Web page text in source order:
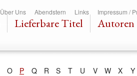
zum
Inhalt
Über Uns Abendstern Links Impressum /
Lieferbare Titel Autoren
O P Q R S T U V W X Y